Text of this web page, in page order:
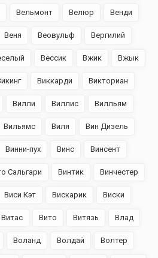
Вельмонт Велюр Венди
Веня Веовульф Вергилий
Вессик Вжик Вжык
Виккарди Викториан
Вилли Виллис Вилльям
Вильямс Виля Вин Дизель
Винни-пух Винс Винсент
Сальгари Винтик Винчестер
Виси Кэт Вискарик Виски
Витас Вито Витязь Влад
Воланд Волдай Волтер